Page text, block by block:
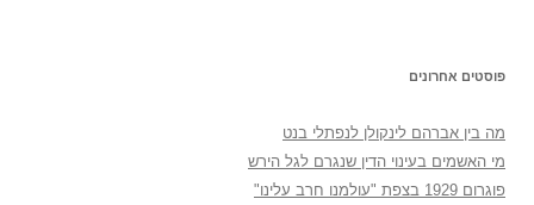
פוסטים אחרונים
מה בין אברהם לינקולן לנפתלי בנט
מי האשמים בעינוי הדין שנגרם לגל הירש
פוגרום 1929 בצפת "עולמנו חרב עלינו"